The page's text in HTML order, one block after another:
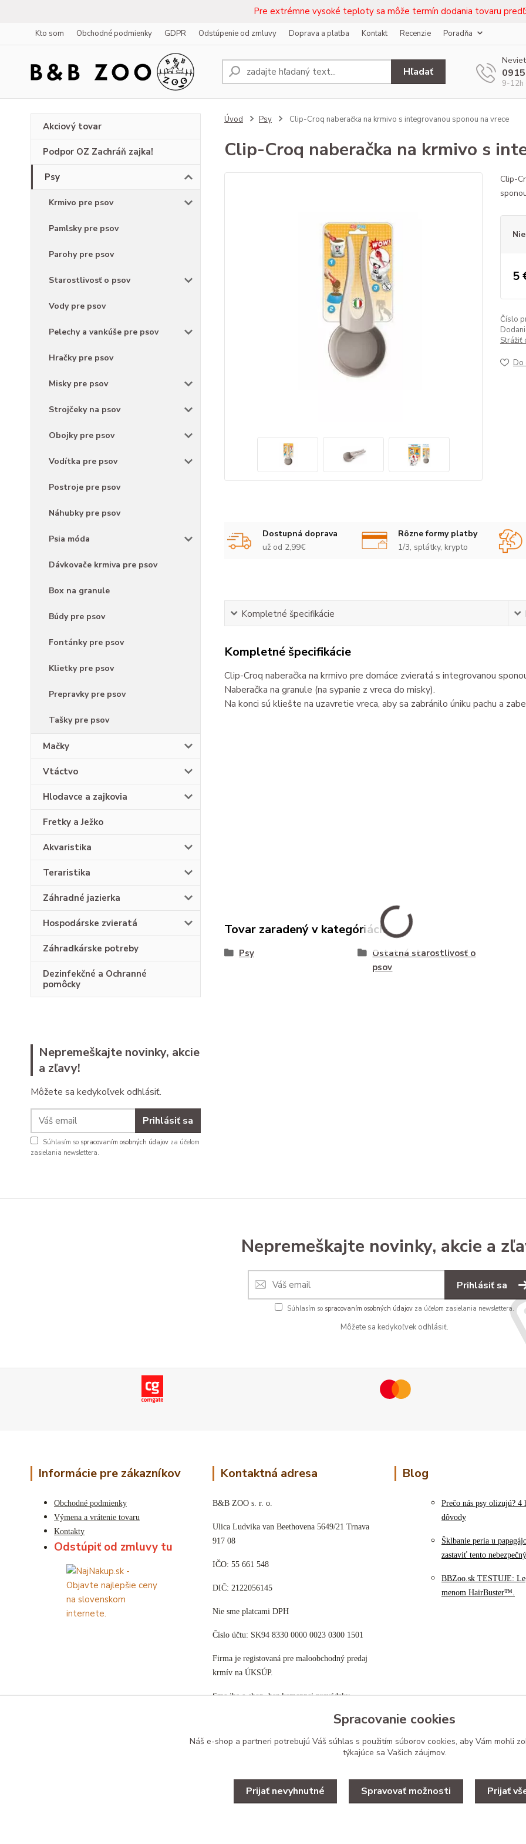
Pre extrémne vysoké teploty sa môže termín dodania tovaru
Kto som Obchodné podmienky GDPR Odstúpenie od zmluvy Doprava a platba Kontakt Recenzie Poradňa
Hľadať
9-12h
Akciový tovar
Podpor OZ Zachráň zajka!
Psy
Krmivo pre psov
Pamlsky pre psov
Parohy pre psov
Starostlivosť o psov
Vody pre psov
Pelechy a vankúše pre psov
Hračky pre psov
Misky pre psov
Strojčeky na psov
Obojky pre psov
Vodítka pre psov
Postroje pre psov
Náhubky pre psov
Psia móda
Dávkovače krmiva pre psov
Box na granule
Búdy pre psov
Fontánky pre psov
Klietky pre psov
Prepravky pre psov
Tašky pre psov
Mačky
Vtáctvo
Hlodavce a zajkovia
Fretky a Ježko
Akvaristika
Teraristika
Záhradné jazierka
Hospodárske zvieratá
Záhradkárske potreby
Dezinfekčné a Ochranné
pomôcky
Nepremeškajte novinky, akcie
a zľavy!
Môžete sa kedykoľvek odhlásiť.
Prihlásiť sa
Súhlasím so spracovaním osobných údajov za účelom
zasielania newslettera.
Úvod Psy Clip-Croq naberačka na krmivo s integrovanou sponou na vrece
Clip-Croq naberačka na krmivo s
Clip-
5
Číslo
Strážiť
Do
Dostupná doprava
už od 2,99€
Rôzne formy platby
1/3, splátky, krypto
Kompletné špecifikácie
Kompletné špecifikácie
Clip-Croq naberačka na krmivo pre domáce zvieratá s integrovanou
Naberačka na granule (na sypanie z vreca do misky).
Na konci sú kliešte na uzavretie vreca, aby sa zabránilo úniku pachu a
Tovar zaradený v kategóriách
Psy
Ostatná starostlivosť o
psov
Nepremeškajte novinky, akcie a
Prihlásiť sa
Súhlasím so spracovaním osobných údajov za účelom zasielania newslettera.
Môžete sa kedykoľvek odhlásiť.
Informácie pre zákazníkov
Obchodné podmienky
Výmena a vrátenie tovaru
Kontakty
Odstúpiť od zmluvy tu
Kontaktná adresa
B&B ZOO s. r. o.
Ulica Ludvika van Beethovena 5649/21 Trnava
917 08
IČO: 55 661 548
DIČ: 2122056145
Nie sme platcami DPH
Číslo účtu: SK94 8330 0000 0023 0300 1501
Firma je registovaná pre maloobchodný predaj
krmív na ÚKSÚP.
Sme iba e-shop, bez kamennej prevádzky
Blog
Prečo nás psy olizujú? 4
dôvody
Šklbanie peria u
zastaviť tento
BBZoo.sk TESTUJE:
menom HairBuster™.
Spracovanie cookies
Náš e-shop a partneri potrebujú Váš súhlas s použitím súborov cookies, aby Vám mohli
týkajúce sa Vašich záujmov.
Prijať nevyhnutné Spravovať možnosti Prijať